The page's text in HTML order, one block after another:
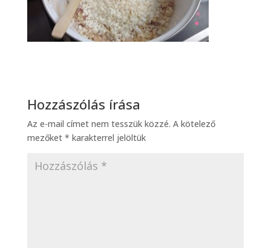
Hozzászólás írása
Az e-mail címet nem tesszük közzé. A kötelező
mezőket * karakterrel jelöltük